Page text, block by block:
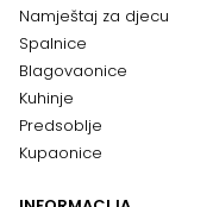
Namještaj za djecu
Spalnice
Blagovaonice
Kuhinje
Predsoblje
Kupaonice